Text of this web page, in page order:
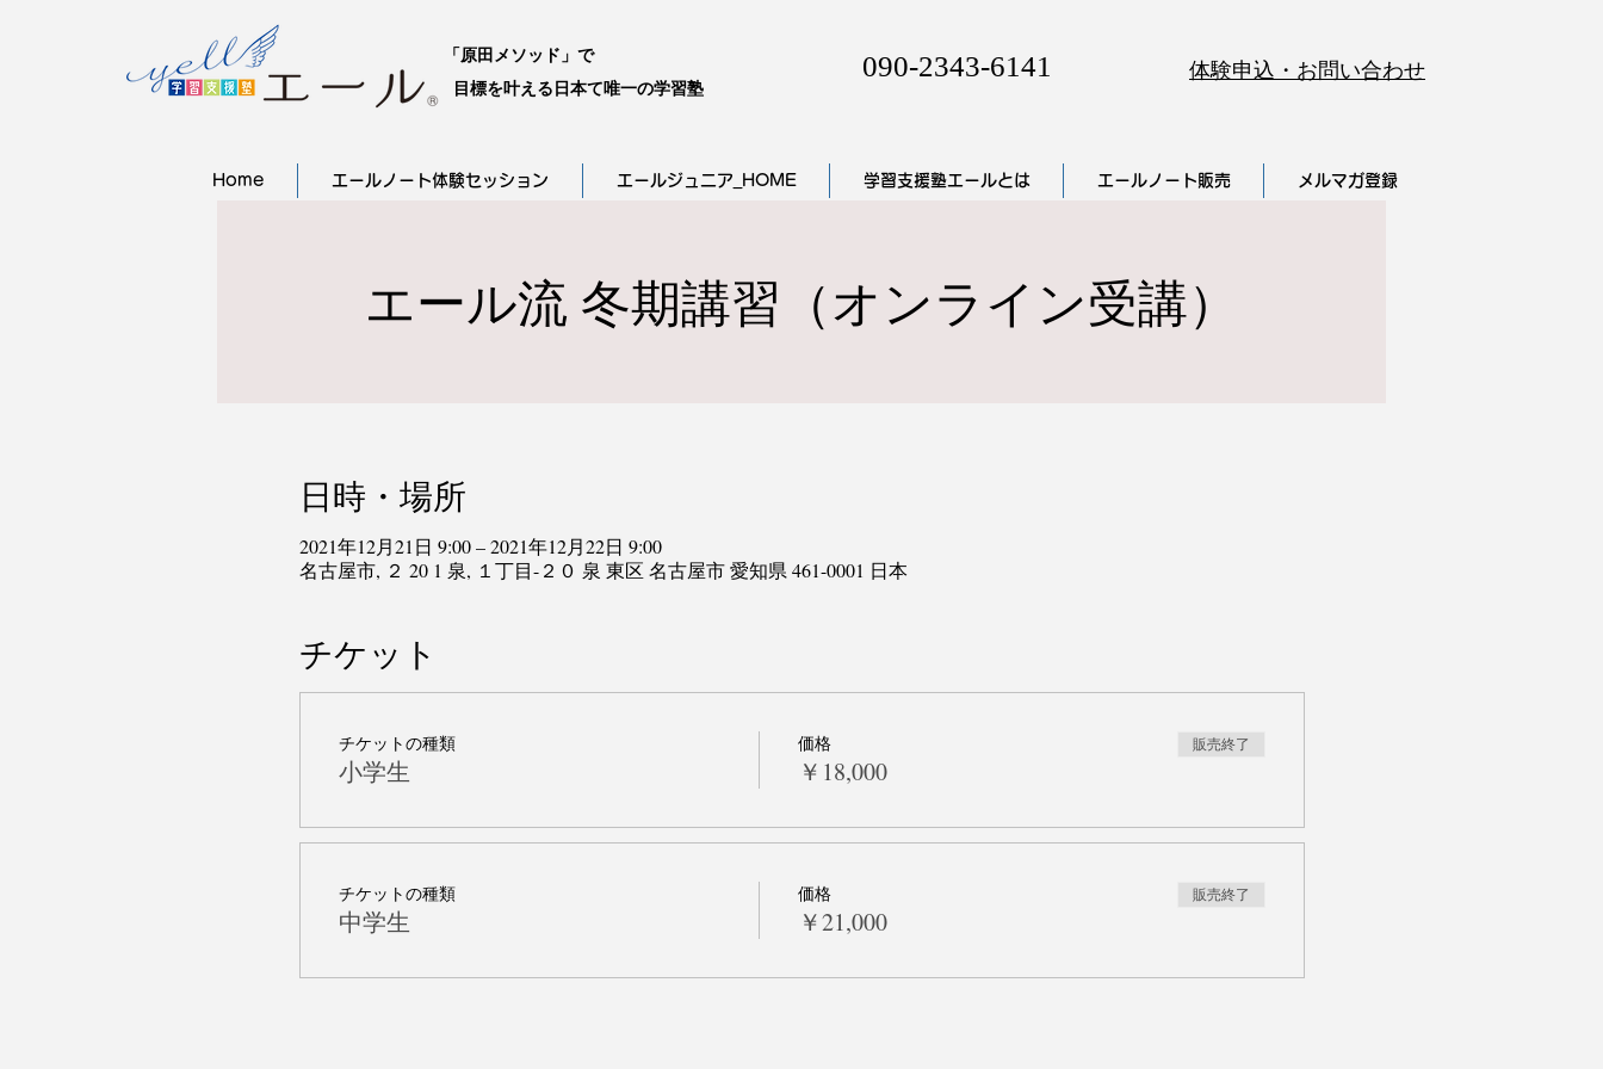
「原田メソッド」で
目標を叶える日本て唯一の学習塾
090-2343-6141 体験申込・お問い合わせ
Home エールノート体験セッション エールジュニア_HOME 学習支援塾エールとは エールノート販売 メルマガ登録
エール流 冬期講習（オンライン受講）
日時・場所
2021年12月21日 9:00 – 2021年12月22日 9:00
名古屋市, ２ 20 1 泉, １丁目-２０ 泉 東区 名古屋市 愛知県 461-0001 日本
チケット
チケットの種類
小学生
価格
￥18,000
販売終了
チケットの種類
中学生
価格
￥21,000
販売終了